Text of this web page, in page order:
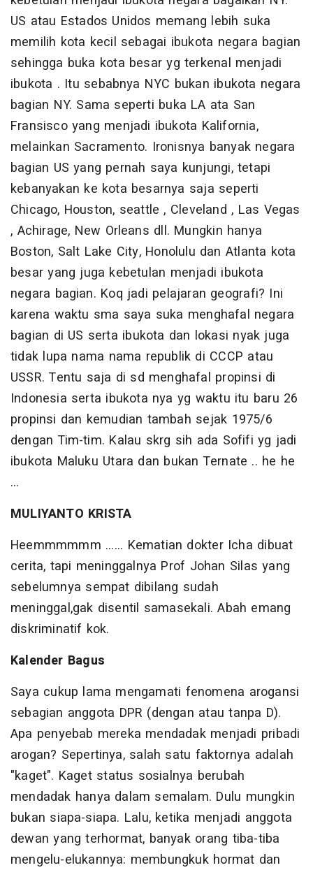
US atau Estados Unidos memang lebih suka
memilih kota kecil sebagai ibukota negara bagian
sehingga buka kota besar yg terkenal menjadi
ibukota . Itu sebabnya NYC bukan ibukota negara
bagian NY. Sama seperti buka LA ata San
Fransisco yang menjadi ibukota Kalifornia,
melainkan Sacramento. Ironisnya banyak negara
bagian US yang pernah saya kunjungi, tetapi
kebanyakan ke kota besarnya saja seperti
Chicago, Houston, seattle , Cleveland , Las Vegas
, Achirage, New Orleans dll. Mungkin hanya
Boston, Salt Lake City, Honolulu dan Atlanta kota
besar yang juga kebetulan menjadi ibukota
negara bagian. Koq jadi pelajaran geografi? Ini
karena waktu sma saya suka menghafal negara
bagian di US serta ibukota dan lokasi nyak juga
tidak lupa nama nama republik di CCCP atau
USSR. Tentu saja di sd menghafal propinsi di
Indonesia serta ibukota nya yg waktu itu baru 26
propinsi dan kemudian tambah sejak 1975/6
dengan Tim-tim. Kalau skrg sih ada Sofifi yg jadi
ibukota Maluku Utara dan bukan Ternate .. he he
…
MULIYANTO KRISTA
Heemmmmmm ...... Kematian dokter Icha dibuat
cerita, tapi meninggalnya Prof Johan Silas yang
sebelumnya sempat dibilang sudah
meninggal,gak disentil samasekali. Abah emang
diskriminatif kok.
Kalender Bagus
Saya cukup lama mengamati fenomena arogansi
sebagian anggota DPR (dengan atau tanpa D).
Apa penyebab mereka mendadak menjadi pribadi
arogan? Sepertinya, salah satu faktornya adalah
"kaget". Kaget status sosialnya berubah
mendadak hanya dalam semalam. Dulu mungkin
bukan siapa-siapa. Lalu, ketika menjadi anggota
dewan yang terhormat, banyak orang tiba-tiba
mengelu-elukannya: membungkuk hormat dan